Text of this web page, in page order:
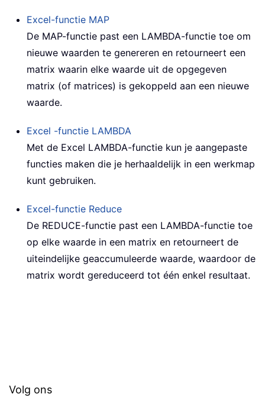
Excel-functie MAP
De MAP-functie past een LAMBDA-functie toe om
nieuwe waarden te genereren en retourneert een
matrix waarin elke waarde uit de opgegeven
matrix (of matrices) is gekoppeld aan een nieuwe
waarde.
Excel -functie LAMBDA
Met de Excel LAMBDA-functie kun je aangepaste
functies maken die je herhaaldelijk in een werkmap
kunt gebruiken.
Excel-functie Reduce
De REDUCE-functie past een LAMBDA-functie toe
op elke waarde in een matrix en retourneert de
uiteindelijke geaccumuleerde waarde, waardoor de
matrix wordt gereduceerd tot één enkel resultaat.
Volg ons